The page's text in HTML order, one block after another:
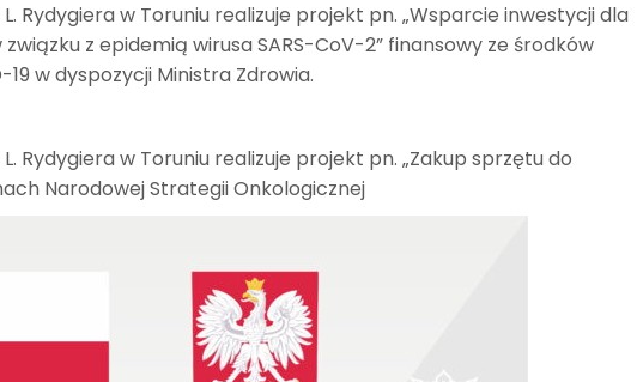
Rydygiera w Toruniu realizuje projekt pn. „Wsparcie inwestycji dla
z epidemią wirusa SARS-CoV-2” finansowy ze środków
19 w dyspozycji Ministra Zdrowia.
Rydygiera w Toruniu realizuje projekt pn. „Zakup sprzętu do
Narodowej Strategii Onkologicznej